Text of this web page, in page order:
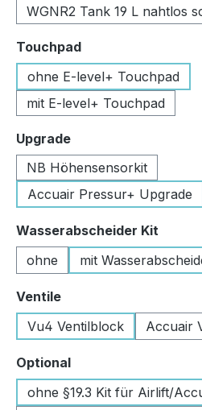
WGNR2 Tank 19 L nahtlos
Touchpadauswählen
ohne E-level+ Touchpad
mit E-level+ Touchpad
Upgradeauswählen
NB Höhensensorkit
Accuair Pressur+ Upgrade
Wasserabscheider Kit
ohne
mit
Ventileauswählen
Vu4 Ventilblock
Accuair
Optionalauswählen
ohne §19.3 Kit für Airlift/